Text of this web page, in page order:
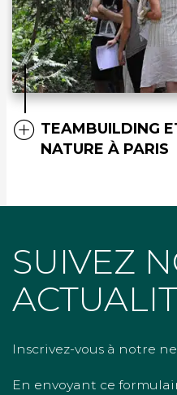
TEAMBUILDING
NATURE À PARIS
SUIVEZ
Inscrivez-vous à notre
En envoyant ce